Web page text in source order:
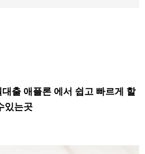
출 애플론 에서 쉽고 빠르게 할
있는곳